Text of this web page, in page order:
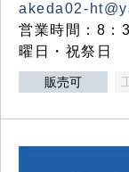
akeda02-
営業時間：8：
曜日・祝祭日
販売可